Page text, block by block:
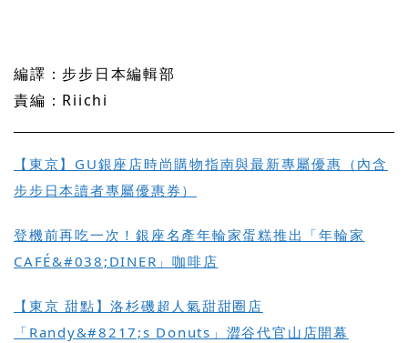
編譯：步步日本編輯部
責編：Riichi
【東京】GU銀座店時尚購物指南與最新專屬優惠（內含
步步日本讀者專屬優惠券）
登機前再吃一次！銀座名產年輪家蛋糕推出「年輪家
CAFÉ&#038;DINER」咖啡店
【東京 甜點】洛杉磯超人氣甜甜圈店
「Randy&#8217;s Donuts」澀谷代官山店開幕